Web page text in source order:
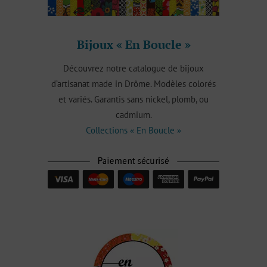
Bijoux « En Boucle »
Découvrez notre catalogue de bijoux
d’artisanat made in Drôme. Modèles colorés
et variés. Garantis sans nickel, plomb, ou
cadmium.
Collections « En Boucle »